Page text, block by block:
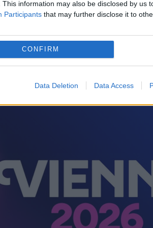
This information may also be disclosed by us
Participants that may further disclose it to
CONFIRM
Data Deletion Data Access
2025.
și lista documentelor
electronic sau depuse fizic la